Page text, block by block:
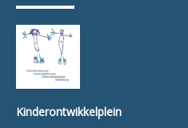
Kinderontwikkelplein